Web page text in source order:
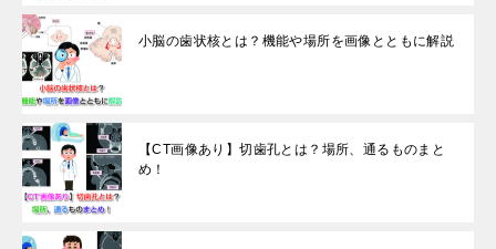
小脳の歯状核とは？機能や場所を画像とともに解説
【CT画像あり】切歯孔とは？場所、通るものまと
め！